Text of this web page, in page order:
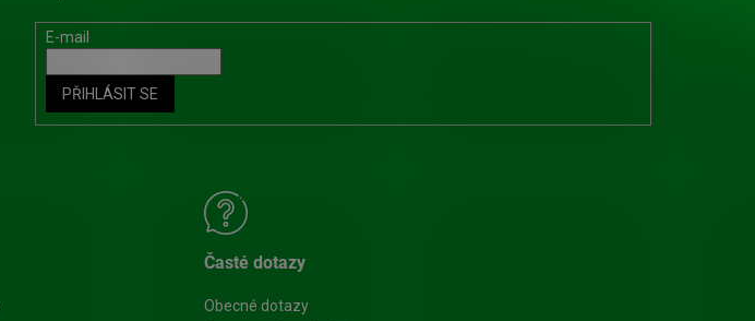
Časté dotazy
Obecné dotazy
E-mail
PŘIHLÁSIT SE